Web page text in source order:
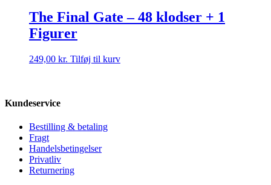
The Final Gate – 48 klodser + 1
Figurer
249,00 kr. Tilføj til kurv
Kundeservice
Bestilling & betaling
Fragt
Handelsbetingelser
Privatliv
Returnering